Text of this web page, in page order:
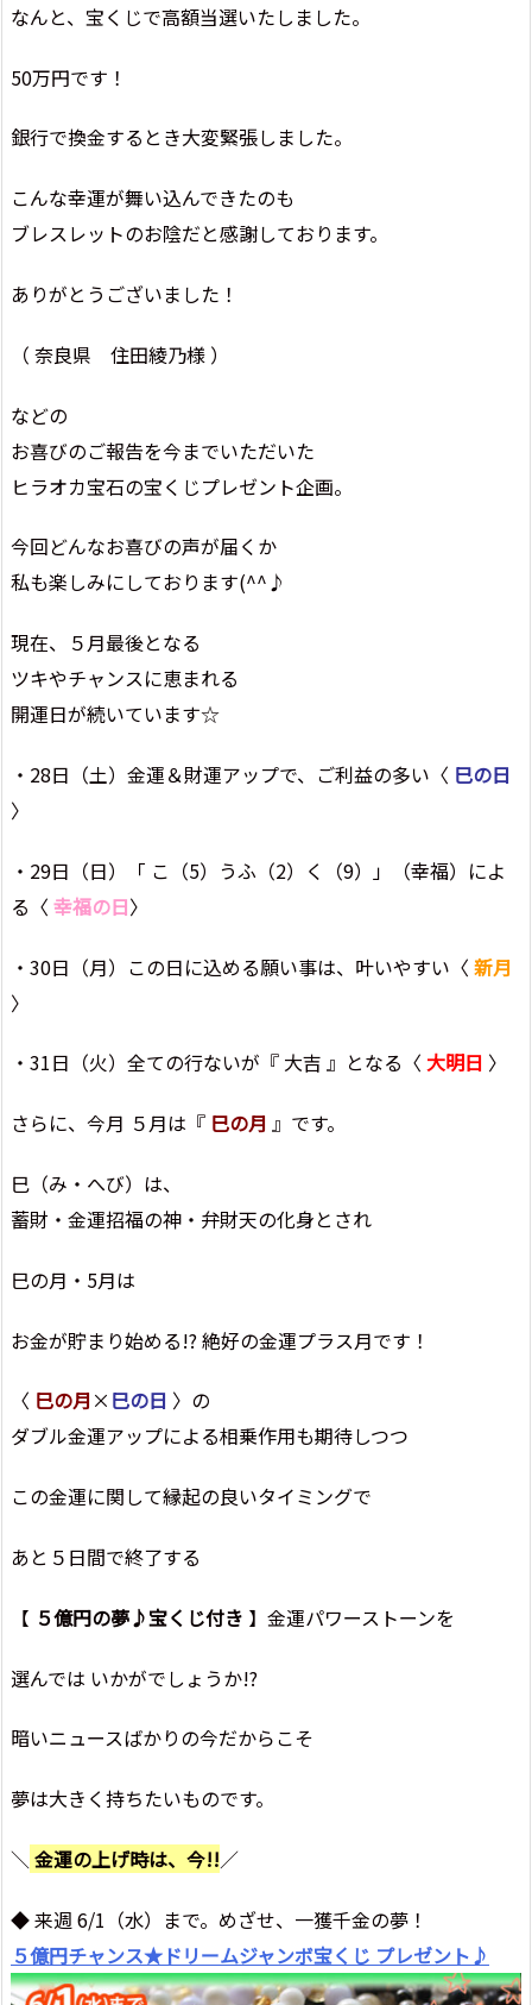
なんと、宝くじで高額当選いたしました。
50万円です！
銀行で換金するとき大変緊張しました。
こんな幸運が舞い込んできたのも
ブレスレットのお陰だと感謝しております。
ありがとうございました！
（ 奈良県 住田綾乃様 ）
などの
お喜びのご報告を今までいただいた
ヒラオカ宝石の宝くじプレゼント企画。
今回どんなお喜びの声が届くか
私も楽しみにしております(^^♪
現在、５月最後となる
ツキやチャンスに恵まれる
開運日が続いています☆
・28日（土）金運＆財運アップで、ご利益の多い〈 巳の日
〉
・29日（日）「 こ（5）うふ（2）く（9）」（幸福）によ
る〈 幸福の日〉
・30日（月）この日に込める願い事は、叶いやすい〈 新月
〉
・31日（火）全ての行ないが『 大吉 』となる〈 大明日 〉
さらに、今月 ５月は『 巳の月 』です。
巳（み・へび）は、
蓄財・金運招福の神・弁財天の化身とされ
巳の月・5月は
お金が貯まり始める!? 絶好の金運プラス月です！
〈 巳の月 × 巳の日 〉の
ダブル金運アップによる相乗作用も期待しつつ
この金運に関して縁起の良いタイミングで
あと５日間で終了する
【 ５億円の夢♪宝くじ付き 】金運パワーストーンを
選んでは いかがでしょうか!?
暗いニュースばかりの今だからこそ
夢は大きく持ちたいものです。
＼ 金運の上げ時は、今!!／
◆ 来週 6/1（水）まで。めざせ、一獲千金の夢！
５億円チャンス★ドリームジャンボ宝くじ プレゼント♪